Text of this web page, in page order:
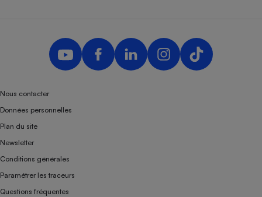
Nous contacter
Données personnelles
Plan du site
Newsletter
Conditions générales
Paramétrer les traceurs
Questions fréquentes